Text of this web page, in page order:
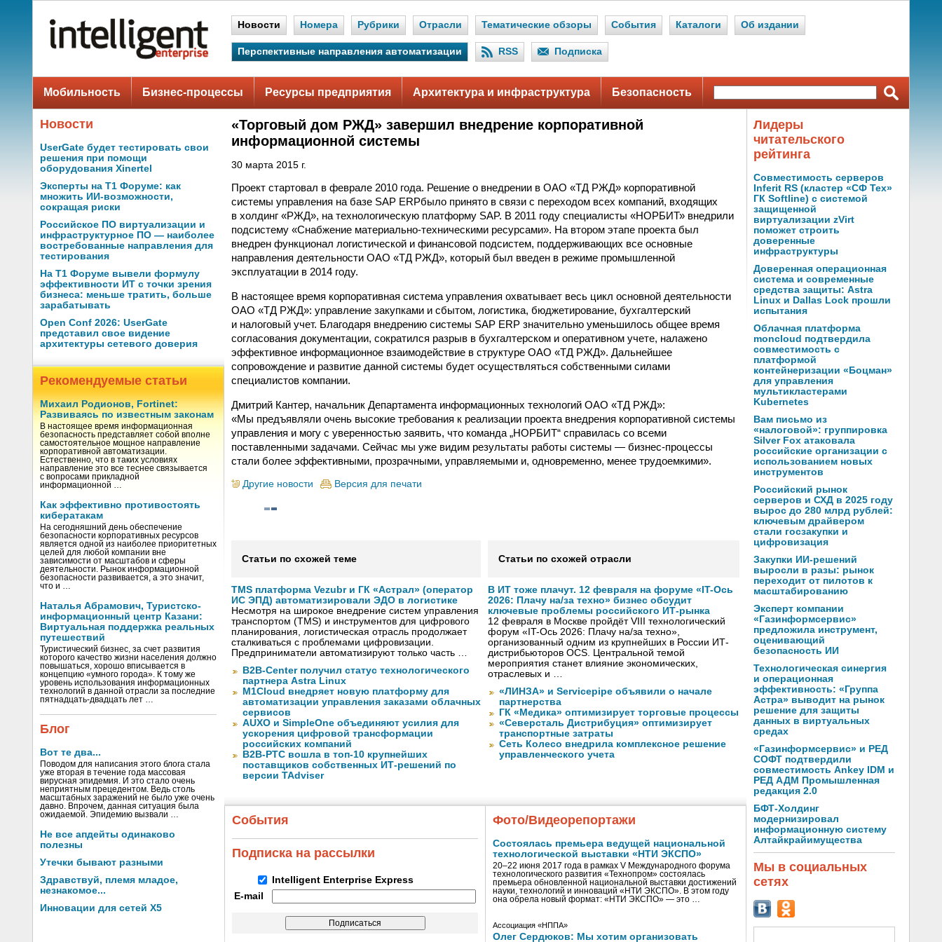
Новости Номера Рубрики Отрасли Тематические обзоры События Каталоги Об издании
Перспективные направления автоматизации RSS Подписка
Мобильность Бизнес-процессы Ресурсы предприятия Архитектура и инфраструктура Безопасность
Новости
UserGate будет тестировать свои
решения при помощи
оборудования Xinertel
Эксперты на Т1 Форуме: как
множить ИИ-возможности,
сокращая риски
Российское ПО виртуализации и
инфраструктурное ПО — наиболее
востребованные направления для
тестирования
На Т1 Форуме вывели формулу
эффективности ИТ с точки зрения
бизнеса: меньше тратить, больше
зарабатывать
Open Conf 2026: UserGate
представил свое видение
архитектуры сетевого доверия
Рекомендуемые статьи
Михаил Родионов, Fortinet:
Развиваясь по известным законам
В настоящее время информационная
безопасность представляет собой вполне
самостоятельное мощное направление
корпоративной автоматизации.
Естественно, что в таких условиях
направление это все теснее связывается
с вопросами прикладной
информационной …
Как эффективно противостоять
кибератакам
На сегодняшний день обеспечение
безопасности корпоративных ресурсов
является одной из наиболее приоритетных
целей для любой компании вне
зависимости от масштабов и сферы
деятельности. Рынок информационной
безопасности развивается, а это значит,
что и …
Наталья Абрамович, Туристско-
информационный центр Казани:
Виртуальная поддержка реальных
путешествий
Туристический бизнес, за счет развития
которого качество жизни населения должно
повышаться, хорошо вписывается в
концепцию «умного города». К тому же
уровень использования информационных
технологий в данной отрасли за последние
пятнадцать-двадцать лет …
Блог
Вот те два...
Поводом для написания этого блога стала
уже вторая в течение года массовая
вирусная эпидемия. И это стало очень
неприятным прецедентом. Ведь столь
масштабных заражений не было уже очень
давно. Впрочем, данная ситуация была
ожидаемой. Эпидемию вызвали …
Не все апдейты одинаково
полезны
Утечки бывают разными
Здравствуй, племя младое,
незнакомое...
Инновации для сетей X5
«Торговый дом РЖД» завершил внедрение корпоративной
информационной системы
30 марта 2015 г.
Проект стартовал в феврале 2010 года. Решение о внедрении в ОАО «ТД РЖД» корпоративной
системы управления на базе SAP ERPбыло принято в связи с переходом всех компаний, входящих
в холдинг «РЖД», на технологическую платформу SAP. В 2011 году специалисты «НОРБИТ» внедрили
подсистему «Снабжение материально-техническими ресурсами». На втором этапе проекта был
внедрен функционал логистической и финансовой подсистем, поддерживающих все основные
направления деятельности ОАО «ТД РЖД», который был введен в режиме промышленной
эксплуатации в 2014 году.
В настоящее время корпоративная система управления охватывает весь цикл основной деятельности
ОАО «ТД РЖД»: управление закупками и сбытом, логистика, бюджетирование, бухгалтерский
и налоговый учет. Благодаря внедрению системы SAP ERP значительно уменьшилось общее время
согласования документации, сократился разрыв в бухгалтерском и оперативном учете, налажено
эффективное информационное взаимодействие в структуре ОАО «ТД РЖД». Дальнейшее
сопровождение и развитие данной системы будет осуществляться собственными силами
специалистов компании.
Дмитрий Кантер, начальник Департамента информационных технологий ОАО «ТД РЖД»:
«Мы предъявляли очень высокие требования к реализации проекта внедрения корпоративной системы
управления и могу с уверенностью заявить, что команда „НОРБИТ“ справилась со всеми
поставленными задачами. Сейчас мы уже видим результаты работы системы — бизнес-процессы
стали более эффективными, прозрачными, управляемыми и, одновременно, менее трудоемкими».
Другие новости Версия для печати
Статьи по схожей теме
TMS платформа Vezubr и ГК «Астрал» (оператор
ИС ЭПД) автоматизировали ЭДО в логистике
Несмотря на широкое внедрение систем управления
транспортом (TMS) и инструментов для цифрового
планирования, логистическая отрасль продолжает
сталкиваться с проблемами цифровизации.
Предприниматели автоматизируют только часть …
B2B-Center получил статус технологического
партнера Astra Linux
M1Cloud внедряет новую платформу для
автоматизации управления заказами облачных
сервисов
AUXO и SimpleOne объединяют усилия для
ускорения цифровой трансформации
российских компаний
B2B-РТС вошла в топ-10 крупнейших
поставщиков собственных ИТ-решений по
версии TAdviser
Статьи по схожей отрасли
В ИТ тоже плачут. 12 февраля на форуме «IT-Ось
2026: Плачу на/за техно» бизнес обсудит
ключевые проблемы российского ИТ-рынка
12 февраля в Москве пройдёт VIII технологический
форум «IT-Ось 2026: Плачу на/за техно»,
организованный одним из крупнейших в России ИТ-
дистрибьюторов OCS. Центральной темой
мероприятия станет влияние экономических,
отраслевых и …
«ЛИНЗА» и Servicepipe объявили о начале
партнерства
ГК «Медика» оптимизирует торговые процессы
«Северсталь Дистрибуция» оптимизирует
транспортные затраты
Сеть Колесо внедрила комплексное решение
управленческого учета
События
Подписка на рассылки
Intelligent Enterprise Express
E-mail
Фото/Видеорепортажи
Состоялась премьера ведущей национальной
технологической выставки «НТИ ЭКСПО»
20–22 июня 2017 года в рамках V Международного форума
технологического развития «Технопром» состоялась
премьера обновленной национальной выставки достижений
науки, технологий и инноваций «НТИ ЭКСПО». В этом году
она обрела новый формат: «НТИ ЭКСПО» — это …
Ассоциация «НППА»
Олег Сердюков: Мы хотим организовать
Лидеры
читательского
рейтинга
Совместимость серверов
Inferit RS (кластер «СФ Тех»
ГК Softline) с системой
защищенной
виртуализации zVirt
поможет строить
доверенные
инфраструктуры
Доверенная операционная
система и современные
средства защиты: Astra
Linux и Dallas Lock прошли
испытания
Облачная платформа
moncloud подтвердила
совместимость с
платформой
контейнеризации «Боцман»
для управления
мультикластерами
Kubernetes
Вам письмо из
«налоговой»: группировка
Silver Fox атаковала
российские организации с
использованием новых
инструментов
Российский рынок
серверов и СХД в 2025 году
вырос до 280 млрд рублей:
ключевым драйвером
стали госзакупки и
цифровизация
Закупки ИИ-решений
выросли в разы: рынок
переходит от пилотов к
масштабированию
Эксперт компании
«Газинформсервис»
предложила инструмент,
оценивающий
безопасность ИИ
Технологическая синергия
и операционная
эффективность: «Группа
Астра» выводит на рынок
решение для защиты
данных в виртуальных
средах
«Газинформсервис» и РЕД
СОФТ подтвердили
совместимость Ankey IDM и
РЕД АДМ Промышленная
редакция 2.0
БФТ-Холдинг
модернизировал
информационную систему
Алтайкрайимущества
Мы в социальных
сетях